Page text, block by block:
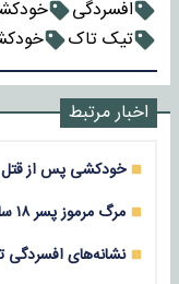
افسردگی
تیک تاک
اخبار مرتبط
خودکشی پس از
مرگ مرموز پسر ۱۸ ساله بعد از قطع ارتباط با زن 45 ساله!
نشانه‌های افسردگی